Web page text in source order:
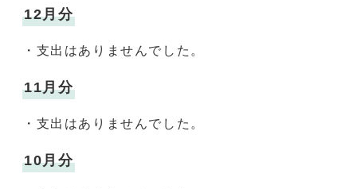
12月分
・支出はありませんでした。
11月分
・支出はありませんでした。
10月分